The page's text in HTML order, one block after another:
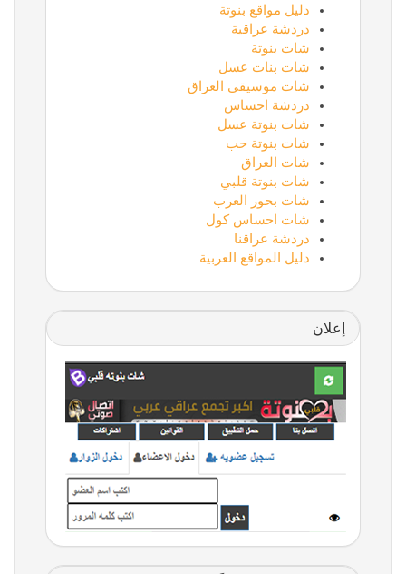
دليل مواقع بنوتة
دردشة عراقية
شات بنوتة
شات بنات عسل
شات موسيقى العراق
دردشة احساس
شات بنوتة عسل
شات بنوتة حب
شات العراق
شات بنوتة قلبي
شات بحور العرب
شات احساس كول
دردشة عراقنا
دليل المواقع العربية
إعلان